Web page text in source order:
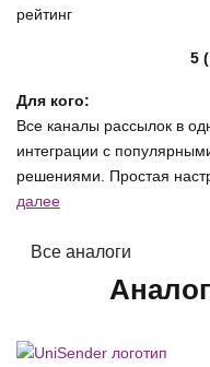
рейтинг
5 (
Для кого:
Все каналы рассылок в
интеграции с
решениями. Простая
далее
Все аналоги